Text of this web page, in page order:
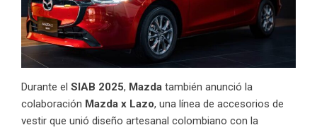
Durante el SIAB 2025, Mazda también anunció la
colaboración Mazda x Lazo, una línea de accesorios de
vestir que unió diseño artesanal colombiano con la